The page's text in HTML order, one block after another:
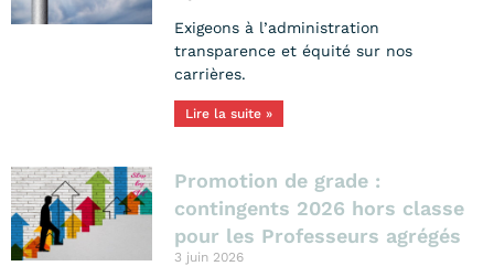
Exigeons à l’administration
transparence et équité sur nos
carrières.
Lire la suite »
Promotion de grade :
contingents 2026 hors classe
pour les Professeurs agrégés
3 juin 2026